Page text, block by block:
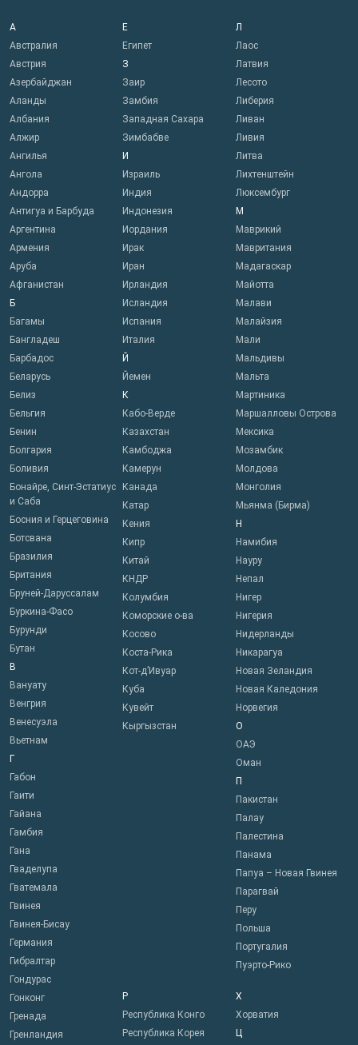
А
Австралия
Австрия
Азербайджан
Аланды
Албания
Алжир
Ангилья
Ангола
Андорра
Антигуа и Барбуда
Аргентина
Армения
Аруба
Афганистан
Б
Багамы
Бангладеш
Барбадос
Беларусь
Белиз
Бельгия
Бенин
Болгария
Боливия
Бонайре, Синт-Эстатиус
и Саба
Босния и Герцеговина
Ботсвана
Бразилия
Британия
Бруней-Даруссалам
Буркина-Фасо
Бурунди
Бутан
В
Вануату
Венгрия
Венесуэла
Вьетнам
Г
Габон
Гаити
Гайана
Гамбия
Гана
Гваделупа
Гватемала
Гвинея
Гвинея-Бисау
Германия
Гибралтар
Гондурас
Гонконг
Гренада
Гренландия
Е
Египет
З
Заир
Замбия
Западная Сахара
Зимбабве
И
Израиль
Индия
Индонезия
Иордания
Ирак
Иран
Ирландия
Исландия
Испания
Италия
Й
Йемен
К
Кабо-Верде
Казахстан
Камбоджа
Камерун
Канада
Катар
Кения
Кипр
Китай
КНДР
Колумбия
Коморские о-ва
Косово
Коста-Рика
Кот-д’Ивуар
Куба
Кувейт
Кыргызстан
Л
Лаос
Латвия
Лесото
Либерия
Ливан
Ливия
Литва
Лихтенштейн
Люксембург
М
Маврикий
Мавритания
Мадагаскар
Майотта
Малави
Малайзия
Мали
Мальдивы
Мальта
Мартиника
Маршалловы Острова
Мексика
Мозамбик
Молдова
Монголия
Мьянма (Бирма)
Н
Намибия
Науру
Непал
Нигер
Нигерия
Нидерланды
Никарагуа
Новая Зеландия
Новая Каледония
Норвегия
О
ОАЭ
Оман
П
Пакистан
Палау
Палестина
Панама
Папуа – Новая Гвинея
Парагвай
Перу
Польша
Португалия
Пуэрто-Рико
Р
Республика Конго
Республика Корея
Х
Хорватия
Ц